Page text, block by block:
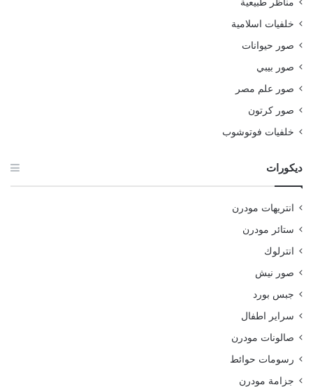
خلفيات اسلامية
صور حيوانات
صور بيبي
صور علم مصر
صور كرتون
خلفيات فوتوشوب
ديكورات
انتريهات مودرن
ستائر مودرن
انترلوك
صور نيش
جبس بورد
سراير اطفال
صالونات مودرن
رسومات حوائط
جزامة مودرن